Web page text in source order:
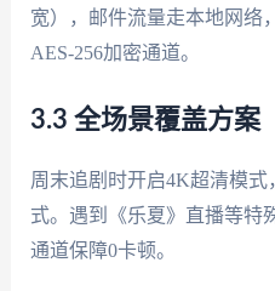
宽），邮件流量走本地网络
AES-256加密通道。
3.3 全场景覆盖方案
周末追剧时开启4K超清模
式。遇到《乐夏》直播等特
通道保障0卡顿。